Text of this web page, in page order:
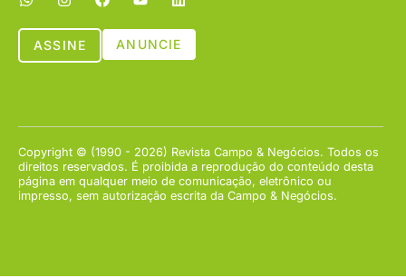
ASSINE ANUNCIE
Copyright © (1990 - 2026) Revista Campo & Negócios. Todos os
direitos reservados. É proibida a reprodução do conteúdo desta
página em qualquer meio de comunicação, eletrônico ou
impresso, sem autorização escrita da Campo & Negócios.